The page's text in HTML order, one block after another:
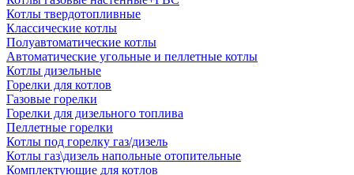
Котлы твердотопливные
Классические котлы
Полуавтоматические котлы
Автоматические угольные и пеллетные котлы
Котлы дизельные
Горелки для котлов
Газовые горелки
Горелки для дизельного топлива
Пеллетные горелки
Котлы под горелку газ/дизель
Котлы газ\дизель напольные отопительные
Комплектующие для котлов